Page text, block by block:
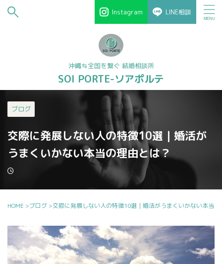
Instagram LINE相談
沖縄⇆全国を繋ぐ 結婚相談所
SOI PORTE-ソアポルテ
ブログ
交際に発展しない人の特徴10選｜婚活が
うまくいかない本当の理由とは？
HOME >ブログ >交際に発展しない人の特徴10選｜婚活がうまくいかない本当の